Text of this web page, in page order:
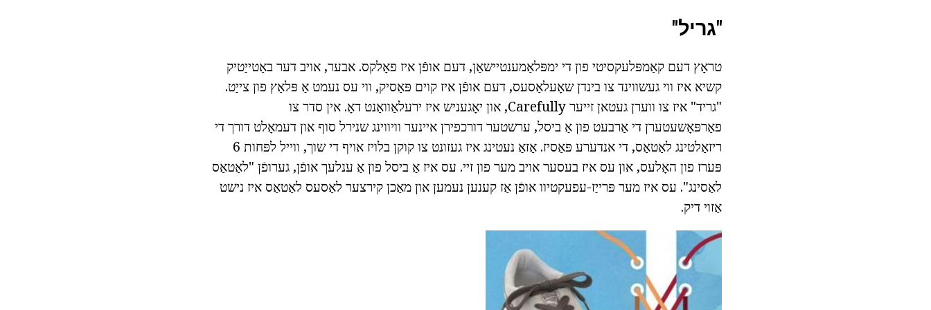
"גריל"
טראָץ דעם קאַמפּלעקסיטי פון די ימפּלאַמענטיישאַן, דעם אופֿן איז פאָלקס. אבער, אויב דער באַטייַטיק
קשיא איז ווי געשווינד צו בינדן שאָעלאַסעס, דעם אופֿן איז קוים פּאַסיק, ווי עס נעמט אַ פּלאַץ פון צייַט.
"גריד" איז צו ווערן געטאן זייער Carefully, און יאָגעניש איז ירעלאַוואַנט דאָ. אין סדר צו
פאַרפּאָשעטערן די אַרבעט פון אַ ביסל, ערשטער דורכפירן איינער וויווינג שנירל סוף און דעמאָלט דורך די
ריזאַלטינג לאַטאַס, די אנדערע פּאַסיז. אַזאַ נעטינג איז געזונט צו קוקן בלויז אויף די שוך, ווייל לפּחות 6
פּערז פון האָלעס, און עס איז בעסער אויב מער פון זיי. עס איז אַ ביסל פון אַ ענלעך אופֿן, גערופֿן "לאַטאַס
לאַסינג". עס איז מער פּרייַז-עפעקטיוו אופֿן אַז קענען נעמען און מאַכן קירצער לאַסעס לאַטאַס איז נישט
אַזוי דיק.